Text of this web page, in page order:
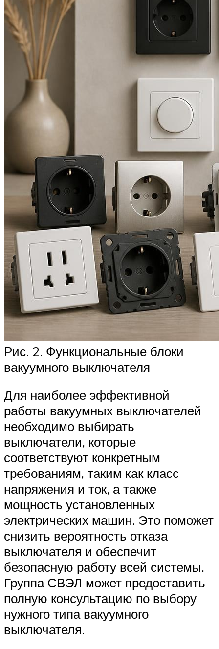
Рис. 2. Функциональные блоки
вакуумного выключателя
Для наиболее эффективной
работы вакуумных выключателей
необходимо выбирать
выключатели, которые
соответствуют конкретным
требованиям, таким как класс
напряжения и ток, а также
мощность установленных
электрических машин. Это поможет
снизить вероятность отказа
выключателя и обеспечит
безопасную работу всей системы.
Группа СВЭЛ может предоставить
полную консультацию по выбору
нужного типа вакуумного
выключателя.